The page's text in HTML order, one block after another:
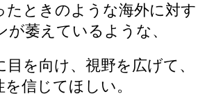
たときのような海外に対す
が萎えているような、
目を向け、視野を広げて、
信じてほしい。